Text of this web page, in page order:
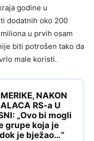
godine u
dodatnih oko 200
u prvih osam
biti potrošen tako da
male koristi.
NAKON
RS-a U
„Ovo bi mogli
grupe koja je
je bježao…“